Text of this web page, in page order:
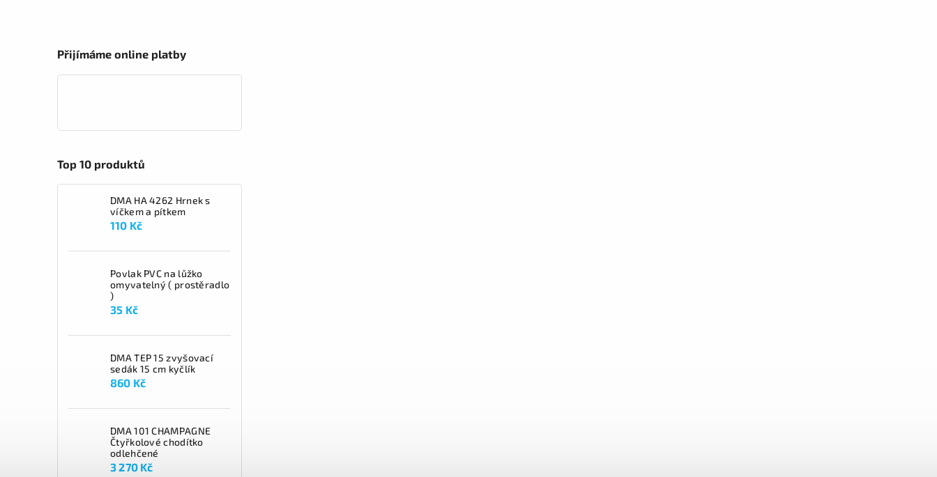
Přijímáme online platby
Top 10 produktů
DMA HA 4262 Hrnek s
víčkem a pítkem
110 Kč
Povlak PVC na lůžko
omyvatelný ( prostěradlo
)
35 Kč
DMA TEP 15 zvyšovací
sedák 15 cm kyčlík
860 Kč
DMA 101 CHAMPAGNE
Čtyřkolové chodítko
odlehčené
3 270 Kč